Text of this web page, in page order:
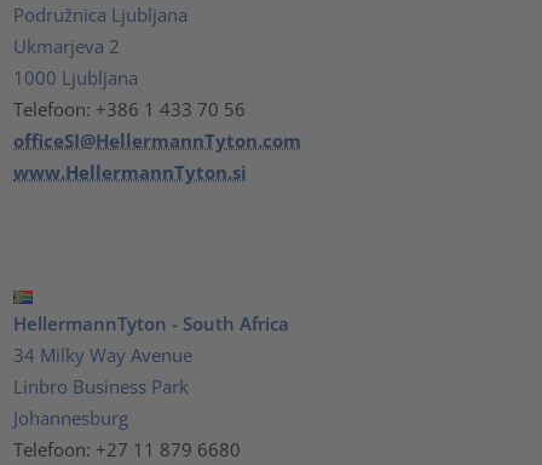
Podružnica Ljubljana
Ukmarjeva 2
1000 Ljubljana
Telefoon: +386 1 433 70 56
officeSI@HellermannTyton.com
www.HellermannTyton.si
HellermannTyton - South Africa
34 Milky Way Avenue
Linbro Business Park
Johannesburg
Telefoon: +27 11 879 6680